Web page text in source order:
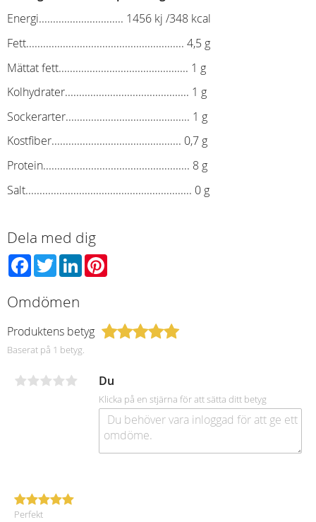
Energi.............................. 1456 kj /348 kcal
Fett........................................................ 4,5 g
Mättat fett.............................................. 1 g
Kolhydrater............................................ 1 g
Sockerarter............................................ 1 g
Kostfiber.............................................. 0,7 g
Protein.................................................... 8 g
Salt........................................................... 0 g
Dela med dig
Facebook
TwitterLinkedIn
Omdömen
Produktens betyg
Baserat på 1 betyg.
Du
Klicka på en stjärna för att sätta ditt betyg
Perfekt